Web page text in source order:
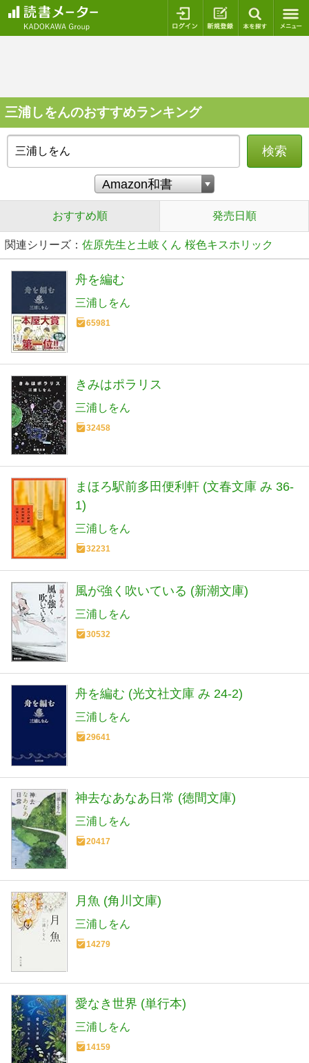
ログイン 新規登録
三浦しをんのおすすめランキング
検索
おすすめ順 発売日順
関連シリーズ： 佐原先生と土岐くん 桜色キスホリック
舟を編む
三浦しをん
65981
きみはポラリス
三浦しをん
32458
まほろ駅前多田便利軒 (文春文庫 み 36-
1)
三浦しをん
32231
風が強く吹いている (新潮文庫)
三浦しをん
30532
舟を編む (光文社文庫 み 24-2)
三浦しをん
29641
神去なあなあ日常 (徳間文庫)
三浦しをん
20417
月魚 (角川文庫)
三浦しをん
14279
愛なき世界 (単行本)
三浦しをん
14159